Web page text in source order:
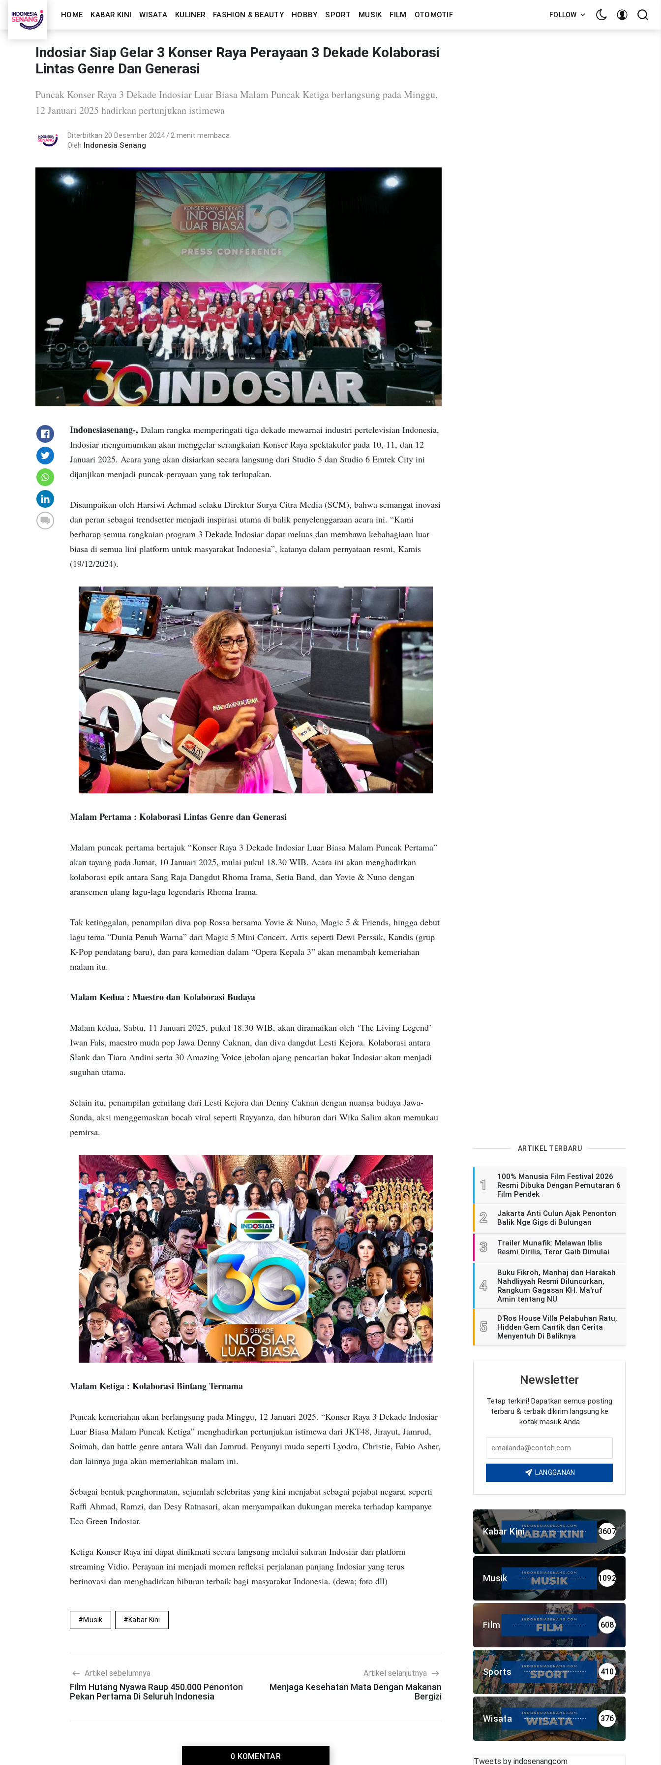
HOME KABAR KINI WISATA KULINER FASHION & BEAUTY HOBBY SPORT MUSIK FILM OTOMOTIF FOLLOW
Indosiar Siap Gelar 3 Konser Raya Perayaan 3 Dekade Kolaborasi
Lintas Genre Dan Generasi
Puncak Konser Raya 3 Dekade Indosiar Luar Biasa Malam Puncak Ketiga berlangsung pada Minggu,
12 Januari 2025 hadirkan pertunjukan istimewa
Diterbitkan 20 Desember 2024
2 menit membaca
Oleh Indonesia Senang
Indonesiasenang-, Dalam rangka memperingati tiga dekade mewarnai industri pertelevisian Indonesia,
Indosiar mengumumkan akan menggelar serangkaian Konser Raya spektakuler pada 10, 11, dan 12
Januari 2025. Acara yang akan disiarkan secara langsung dari Studio 5 dan Studio 6 Emtek City ini
dijanjikan menjadi puncak perayaan yang tak terlupakan.
Disampaikan oleh Harsiwi Achmad selaku Direktur Surya Citra Media (SCM), bahwa semangat inovasi
dan peran sebagai trendsetter menjadi inspirasi utama di balik penyelenggaraan acara ini. “Kami
berharap semua rangkaian program 3 Dekade Indosiar dapat meluas dan membawa kebahagiaan luar
biasa di semua lini platform untuk masyarakat Indonesia”, katanya dalam pernyataan resmi, Kamis
(19/12/2024).
Malam Pertama : Kolaborasi Lintas Genre dan Generasi
Malam puncak pertama bertajuk “Konser Raya 3 Dekade Indosiar Luar Biasa Malam Puncak Pertama”
akan tayang pada Jumat, 10 Januari 2025, mulai pukul 18.30 WIB. Acara ini akan menghadirkan
kolaborasi epik antara Sang Raja Dangdut Rhoma Irama, Setia Band, dan Yovie & Nuno dengan
aransemen ulang lagu-lagu legendaris Rhoma Irama.
Tak ketinggalan, penampilan diva pop Rossa bersama Yovie & Nuno, Magic 5 & Friends, hingga debut
lagu tema “Dunia Penuh Warna” dari Magic 5 Mini Concert. Artis seperti Dewi Perssik, Kandis (grup
K-Pop pendatang baru), dan para komedian dalam “Opera Kepala 3” akan menambah kemeriahan
malam itu.
Malam Kedua : Maestro dan Kolaborasi Budaya
Malam kedua, Sabtu, 11 Januari 2025, pukul 18.30 WIB, akan diramaikan oleh ‘The Living Legend’
Iwan Fals, maestro muda pop Jawa Denny Caknan, dan diva dangdut Lesti Kejora. Kolaborasi antara
Slank dan Tiara Andini serta 30 Amazing Voice jebolan ajang pencarian bakat Indosiar akan menjadi
suguhan utama.
Selain itu, penampilan gemilang dari Lesti Kejora dan Denny Caknan dengan nuansa budaya Jawa-
Sunda, aksi menggemaskan bocah viral seperti Rayyanza, dan hiburan dari Wika Salim akan memukau
pemirsa.
Malam Ketiga : Kolaborasi Bintang Ternama
Puncak kemeriahan akan berlangsung pada Minggu, 12 Januari 2025. “Konser Raya 3 Dekade Indosiar
Luar Biasa Malam Puncak Ketiga” menghadirkan pertunjukan istimewa dari JKT48, Jirayut, Jamrud,
Soimah, dan battle genre antara Wali dan Jamrud. Penyanyi muda seperti Lyodra, Christie, Fabio Asher,
dan lainnya juga akan memeriahkan malam ini.
Sebagai bentuk penghormatan, sejumlah selebritas yang kini menjabat sebagai pejabat negara, seperti
Raffi Ahmad, Ramzi, dan Desy Ratnasari, akan menyampaikan dukungan mereka terhadap kampanye
Eco Green Indosiar.
Ketiga Konser Raya ini dapat dinikmati secara langsung melalui saluran Indosiar dan platform
streaming Vidio. Perayaan ini menjadi momen refleksi perjalanan panjang Indosiar yang terus
berinovasi dan menghadirkan hiburan terbaik bagi masyarakat Indonesia. (dewa; foto dll)
Musik Kabar Kini
Artikel sebelumnya
Film Hutang Nyawa Raup 450.000 Penonton
Pekan Pertama Di Seluruh Indonesia
Artikel selanjutnya
Menjaga Kesehatan Mata Dengan Makanan
Bergizi
0 KOMENTAR
ARTIKEL TERBARU
1
100% Manusia Film Festival 2026
Resmi Dibuka Dengan Pemutaran 6
Film Pendek
2
Jakarta Anti Culun Ajak Penonton
Balik Nge Gigs di Bulungan
3
Trailer Munafik: Melawan Iblis
Resmi Dirilis, Teror Gaib Dimulai
4
Buku Fikroh, Manhaj dan Harakah
Nahdliyyah Resmi Diluncurkan,
Rangkum Gagasan KH. Ma'ruf
Amin tentang NU
5
D'Ros House Villa Pelabuhan Ratu,
Hidden Gem Cantik dan Cerita
Menyentuh Di Baliknya
Newsletter
Tetap terkini! Dapatkan semua posting
terbaru & terbaik dikirim langsung ke
kotak masuk Anda
LANGGANAN
Kabar Kini 3607
Musik 1092
Film 608
Sports 410
Wisata 376
Tweets by indosenangcom